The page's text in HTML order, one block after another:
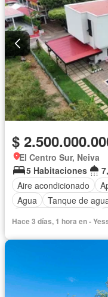
$
El Centro Sur, Neiva
5 Habitaciones
Aire acondicionado
Agua
Tanque de
Hace 3 días, 1 hora en -